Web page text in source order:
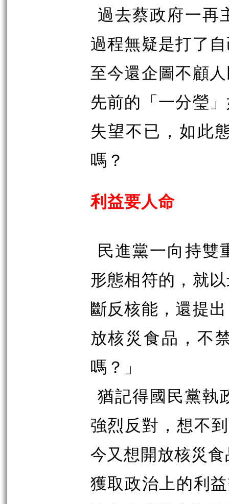
過去蔡政府一再
過程無疑是打了
至今還企圖不顧
先前的「一分瑩
失望不已，如此
嗎？
利益要人命
民進黨一向持雙
形態相符的，就
斷反核能，還提
放核災食品，不
嗎？」
猶記得國民黨執
強烈反對，想不到
今又想開放核災
獲取政治上的利